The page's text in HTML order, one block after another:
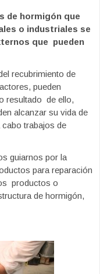
de hormigón que
o industriales se
que pueden
recubrimiento de
pueden
resultado de ello,
alcanzar su vida de
trabajos de
guiarnos por la
para reparación
productos o
de hormigón,